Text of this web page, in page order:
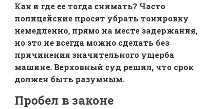
Как и где ее тогда снимать? Часто
полицейские просят убрать тонировку
немедленно, прямо на месте задержания,
но это не всегда можно сделать без
причинения значительного ущерба
машине. Верховный суд решил, что срок
должен быть разумным.
Пробел в законе